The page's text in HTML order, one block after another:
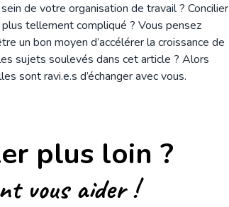
de votre organisation de travail ? Concilier
tellement compliqué ? Vous pensez
un bon moyen d’accélérer la croissance de
sujets soulevés dans cet article ? Alors
sont ravi.e.s d’échanger avec vous.
plus loin ?
vous aider !